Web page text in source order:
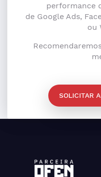
performance
de Google Ads,
ou
SOLICITAR